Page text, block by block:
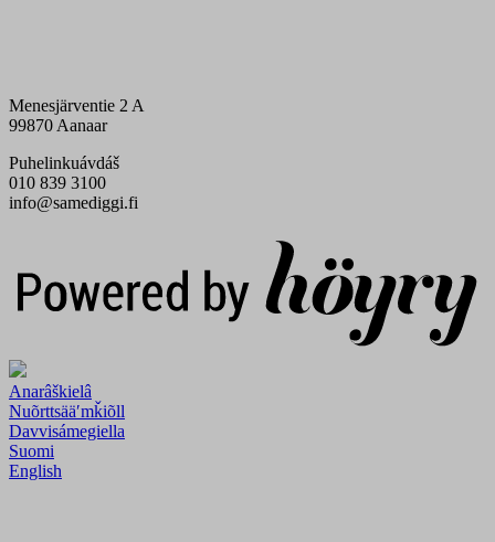
Menesjärventie 2 A
99870 Aanaar
Puhelinkuávdáš
010 839 3100
info@samediggi.fi
Anarâškielâ
Nuõrttsääʹmǩiõll
Davvisámegiella
Suomi
English